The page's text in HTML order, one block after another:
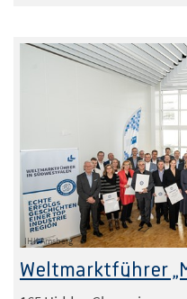
IHK Arnsberg
Weltmarktführer